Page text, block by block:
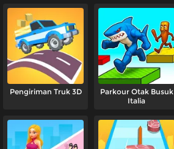
Pengiriman Truk 3D
Parkour Otak Busuk
Italia